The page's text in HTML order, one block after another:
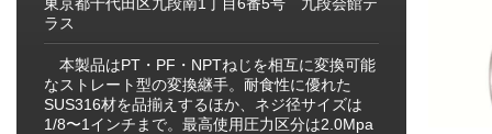
ラス
本製品はPT・PF・NPTねじを相互に変換可能
なストレート型の変換継手。耐食性に優れた
SUS316材を品揃えするほか、ネジ径サイズは
1/8〜1インチまで。最高使用圧力区分は2.0Mpa